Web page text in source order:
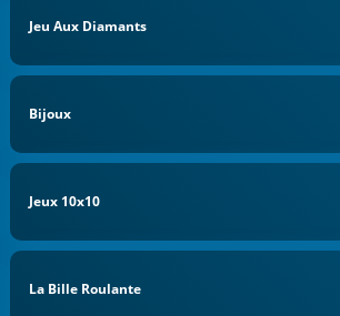
Jeu Aux Diamants
Bijoux
Jeux 10x10
La Bille Roulante